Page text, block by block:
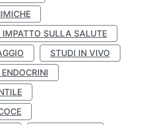
SULLA SALUTE
STUDI IN VIVO